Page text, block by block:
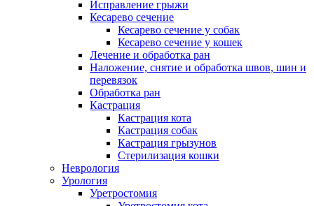
Исправление грыжи
Кесарево сечение
Кесарево сечение у собак
Кесарево сечение у кошек
Лечение и обработка ран
Наложение, снятие и обработка швов, шин и
перевязок
Обработка ран
Кастрация
Кастрация кота
Кастрация собак
Кастрация грызунов
Стерилизация кошки
Неврология
Урология
Уретростомия